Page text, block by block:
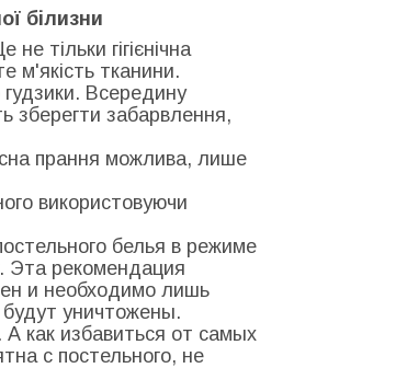
білизни
тільки гігієнічна
м'якість тканини.
гудзики. Всередину
зберегти забарвлення,
прання можлива, лише
використовуючи
белья в режиме
Эта рекомендация
и необходимо лишь
уничтожены.
как избавиться от самых
с постельного, не